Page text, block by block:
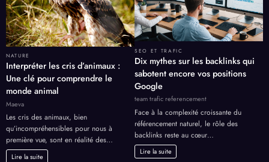
NATURE
Interpréter les cris d’animaux :
Une clé pour comprendre le
monde animal
Maeva
Les cris des animaux, bien
qu’incompréhensibles pour nous à
première vue, sont en réalité des…
Lire la suite
SEO ET TRAFIC
Dix mythes sur les backlinks qui
sabotent encore vos positions
Google
team trafic referencement
Face à la complexité croissante du
référencement naturel, le rôle des
backlinks reste au cœur…
Lire la suite